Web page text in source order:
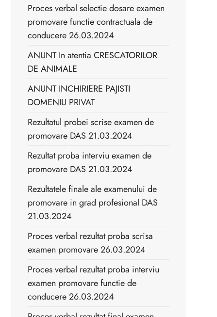
Proces verbal selectie dosare examen
promovare functie contractuala de
conducere 26.03.2024
ANUNT In atentia CRESCATORILOR
DE ANIMALE
ANUNT INCHIRIERE PAJISTI
DOMENIU PRIVAT
Rezultatul probei scrise examen de
promovare DAS 21.03.2024
Rezultat proba interviu examen de
promovare DAS 21.03.2024
Rezultatele finale ale examenului de
promovare in grad profesional DAS
21.03.2024
Proces verbal rezultat proba scrisa
examen promovare 26.03.2024
Proces verbal rezultat proba interviu
examen promovare functie de
conducere 26.03.2024